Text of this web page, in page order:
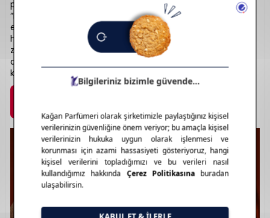
parfüm koleksiyonlarıyla öne çıkar. “Stronger With You” ve
“Because It’s You” gibi çift parfümleriyle uyumu temsil
eder. Kalıcılığı yüksek, modern ve etkileyici notalarla
hazırlanmıştır. Hem kadın hem erkek koleksiyonlarında
zarafet ve tutku hissedilir. Şık şişe tasarımları ile estetik
açıdan da dikkat çeker. Emporio Armani ile stiliniz
kokunuzda hayat bulur.